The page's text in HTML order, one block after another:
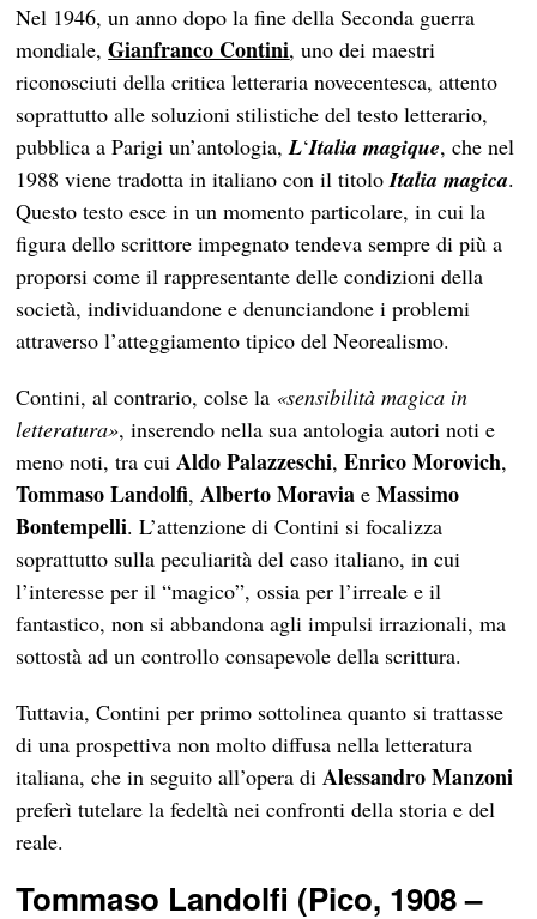
Nel 1946, un anno dopo la fine della Seconda guerra
mondiale,Gianfranco Contini, uno dei maestri
riconosciuti della critica letteraria novecentesca, attento
soprattutto alle soluzioni stilistiche del testo letterario,
pubblica a Parigi un’antologia,L‘Italia magique, che nel
1988 viene tradotta in italiano con il titoloItalia magica.
Questo testo esce in un momento particolare, in cui la
figura dello scrittore impegnato tendeva sempre di più a
proporsi come il rappresentante delle condizioni della
società, individuandone e denunciandone i problemi
attraverso l’atteggiamento tipico del Neorealismo.
Contini, al contrario, colse la «sensibilità magica in
letteratura», inserendo nella sua antologia autori noti e
meno noti, tra cui Aldo Palazzeschi,Enrico Morovich,
Tommaso Landolfi, Alberto Moravia eMassimo
Bontempelli. L’attenzione di Contini si focalizza
soprattutto sulla peculiarità del caso italiano, in cui
l’interesse per il “magico”, ossia per l’irreale e il
fantastico, non si abbandona agli impulsi irrazionali, ma
sottostà ad un controllo consapevole della scrittura.
Tuttavia, Contini per primo sottolinea quanto si trattasse
di una prospettiva non molto diffusa nella letteratura
italiana, che in seguito all’opera di Alessandro Manzoni
preferì tutelare la fedeltà nei confronti della storia e del
reale.
Tommaso Landolfi (Pico, 1908 –